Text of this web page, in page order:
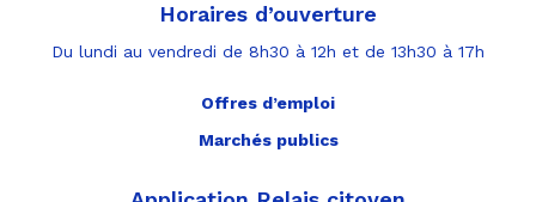
Horaires d’ouverture
Du lundi au vendredi de 8h30 à 12h et de 13h30 à 17h
Offres d’emploi
Marchés publics